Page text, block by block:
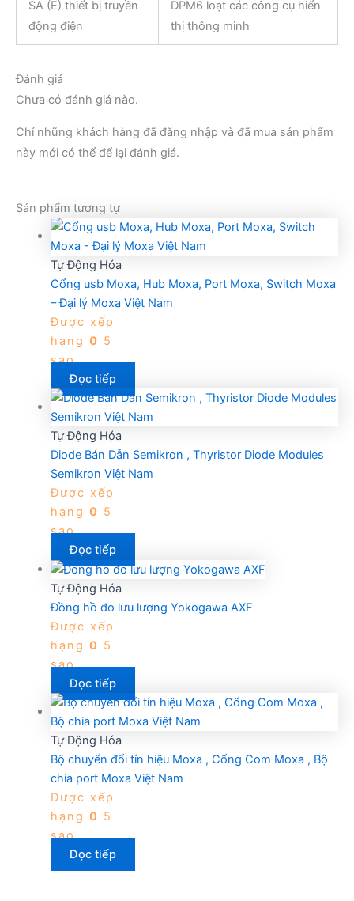
SA (E) thiết bị truyền
động điện
DPM6 loạt các công cụ hiển
thị thông minh
Đánh giá
Chưa có đánh giá nào.
Chỉ những khách hàng đã đăng nhập và đã mua sản phẩm
này mới có thể để lại đánh giá.
Sản phẩm tương tự
Tự Động Hóa
Cổng usb Moxa, Hub Moxa, Port Moxa, Switch Moxa
– Đại lý Moxa Việt Nam
Được xếp
hạng 0 5
sao
Đọc tiếp
Tự Động Hóa
Diode Bán Dẫn Semikron , Thyristor Diode Modules
Semikron Việt Nam
Được xếp
hạng 0 5
sao
Đọc tiếp
Tự Động Hóa
Đồng hồ đo lưu lượng Yokogawa AXF
Được xếp
hạng 0 5
sao
Đọc tiếp
Tự Động Hóa
Bộ chuyển đổi tín hiệu Moxa , Cổng Com Moxa , Bộ
chia port Moxa Việt Nam
Được xếp
hạng 0 5
sao
Đọc tiếp